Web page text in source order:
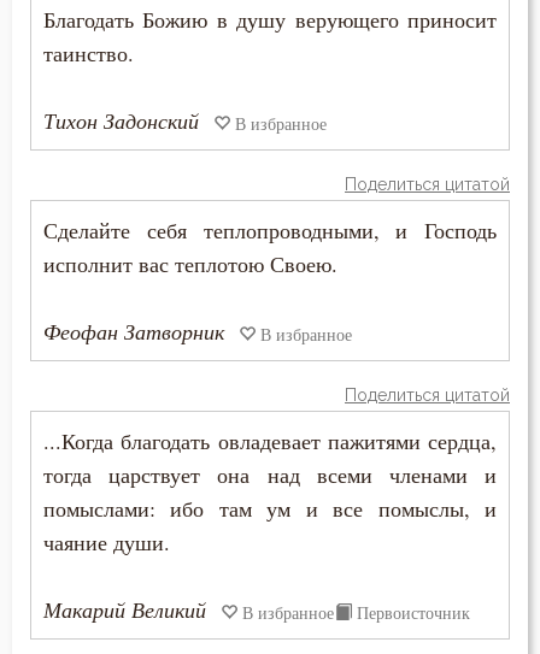
Воровство
Воскресение
Воскресение Христово
Врач
Высокомерие
Глаза
Гнев Божий
Гонение
Благодать Божию в душу верующего приносит
таинство.
Тихон Задонский В избранное
Поделиться цитатой
Сделайте себя теплопроводными, и Господь
исполнит вас теплотою Своею.
Феофан Затворник В избранное
Поделиться цитатой
...Когда благодать овладевает пажитями сердца,
тогда царствует она над всеми членами и
помыслами: ибо там ум и все помыслы, и
чаяние души.
Макарий Великий В избранное Первоисточник